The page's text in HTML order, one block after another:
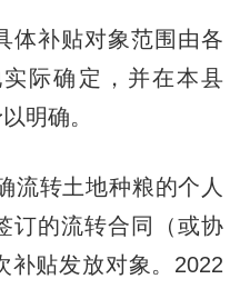
补贴对象范围由各
际确定，并在本县
明确。
转土地种粮的个人
订的流转合同（或协
补贴发放对象。2022